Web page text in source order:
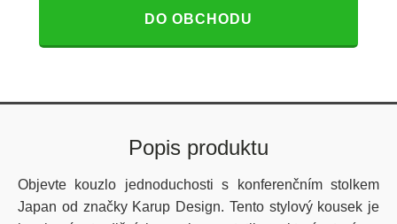
DO OBCHODU
Popis produktu
Objevte kouzlo jednoduchosti s konferenčním stolkem
Japan od značky Karup Design. Tento stylový kousek je